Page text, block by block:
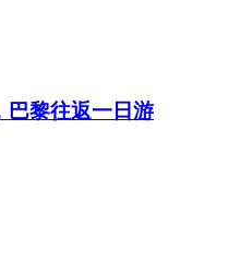
巴黎往返一日游